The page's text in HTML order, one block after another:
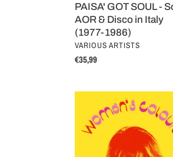
(1977-
1986)
PAISA' GOT SOUL -
AOR & Disco in Italy
(1977-1986)
VENDOR
VARIOUS ARTISTS
Regular
€35,99
Colours
(LP)